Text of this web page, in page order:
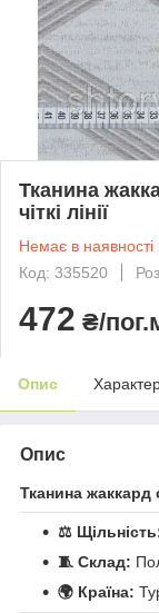
Тканина
чіткі лінії
Немає в наявності
Код: 335520
472 ₴/
Опис
Опис
Тканина жаккард
⚖️
🧵 Склад:
🌍 Країна: